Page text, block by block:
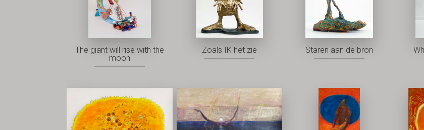
The giant will rise with the
moon
Zoals IK het zie Staren aan de bron